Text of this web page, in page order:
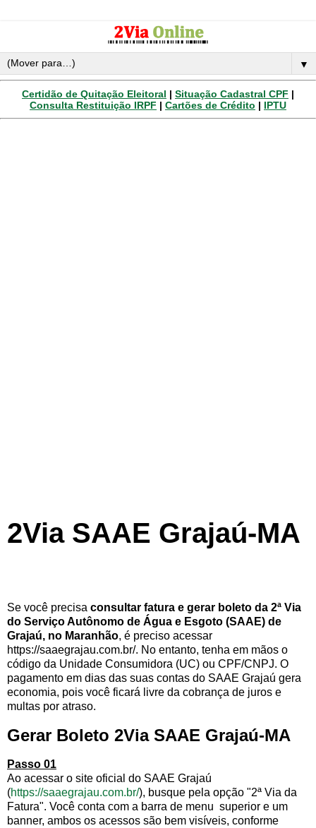
▼
Certidão de Quitação Eleitoral | Situação Cadastral CPF |
Consulta Restituição IRPF | Cartões de Crédito | IPTU
2Via SAAE Grajaú-MA
Se você precisa consultar fatura e gerar boleto da 2ª Via
do Serviço Autônomo de Água e Esgoto (SAAE) de
Grajaú, no Maranhão, é preciso acessar
https://saaegrajau.com.br/. No entanto, tenha em mãos o
código da Unidade Consumidora (UC) ou CPF/CNPJ. O
pagamento em dias das suas contas do SAAE Grajaú gera
economia, pois você ficará livre da cobrança de juros e
multas por atraso.
Gerar Boleto 2Via SAAE Grajaú-MA
Passo 01
Ao acessar o site oficial do SAAE Grajaú
(https://saaegrajau.com.br/), busque pela opção "2ª Via da
Fatura". Você conta com a barra de menu superior e um
banner, ambos os acessos são bem visíveis, conforme